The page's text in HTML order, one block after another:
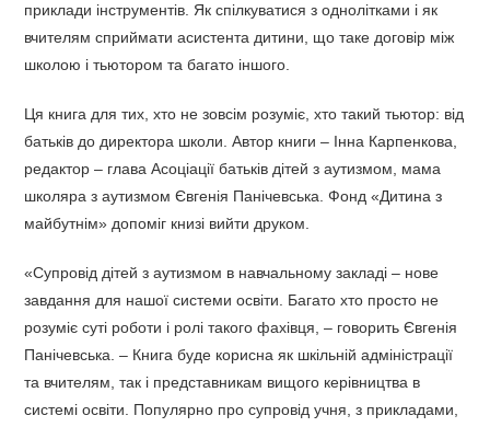
приклади інструментів. Як спілкуватися з однолітками і як
вчителям сприймати асистента дитини, що таке договір між
школою і тьютором та багато іншого.
Ця книга для тих, хто не зовсім розуміє, хто такий тьютор: від
батьків до директора школи. Автор книги – Інна Карпенкова,
редактор – глава Асоціації батьків дітей з аутизмом, мама
школяра з аутизмом Євгенія Панічевська. Фонд «Дитина з
майбутнім» допоміг книзі вийти друком.
«Супровід дітей з аутизмом в навчальному закладі – нове
завдання для нашої системи освіти. Багато хто просто не
розуміє суті роботи і ролі такого фахівця, – говорить Євгенія
Панічевська. – Книга буде корисна як шкільній адміністрації
та вчителям, так і представникам вищого керівництва в
системі освіти. Популярно про супровід учня, з прикладами,